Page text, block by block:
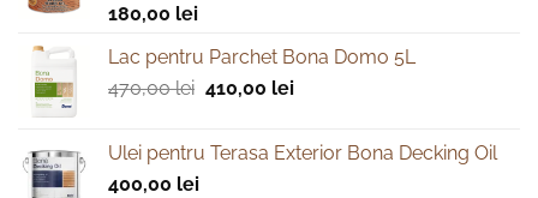
180,00 lei
Lac pentru Parchet Bona Domo 5L
470,00lei Prețul
fost:
410,00 leiPrețul
410,00 lei.
Ulei pentru Terasa Exterior Bona Decking Oil
400,00 lei